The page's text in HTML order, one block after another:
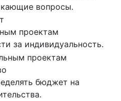
вопросы.
проектам
за индивидуальность.
бюджет на